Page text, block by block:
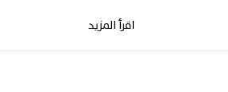
اقرأ المزيد